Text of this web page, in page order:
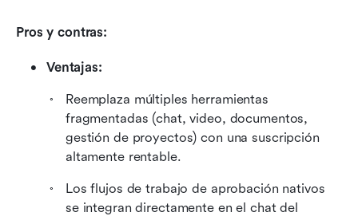
Pros y contras:
Ventajas:
Reemplaza múltiples herramientas
fragmentadas (chat, video, documentos,
gestión de proyectos) con una suscripción
altamente rentable.
Los flujos de trabajo de aprobación nativos
se integran directamente en el chat del